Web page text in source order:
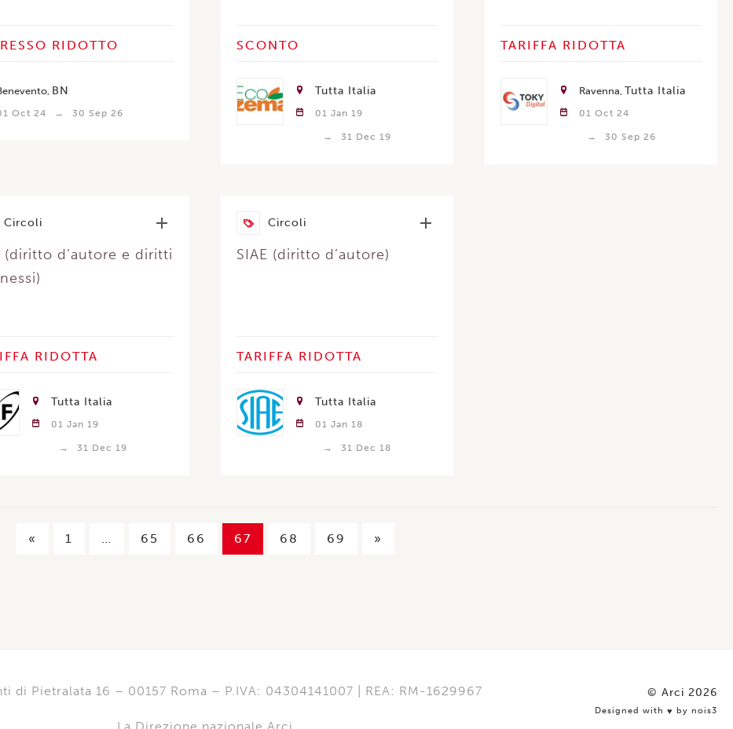
RIDOTTO
BN
Oct 24 30 Sep 26
SCONTO
Tutta Italia
01 Jan 19
31 Dec 19
TARIFFA RIDOTTA
Ravenna Tutta Italia
01 Oct 24
30 Sep 26
Circoli
(diritto d’autore e diritti
RIDOTTA
Tutta Italia
01 Jan 19
31 Dec 19
Circoli
SIAE (diritto d’autore)
TARIFFA RIDOTTA
Tutta Italia
01 Jan 18
31 Dec 18
« 1 … 65 66 67 68 69 »
di Pietralata 16 – 00157 Roma – P.IVA: 04304141007 | REA: RM-1629967 © Arci 2026
Designed with ♥️ by nois3